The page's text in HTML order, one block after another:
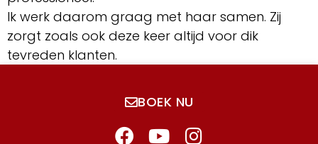
Ik werk daarom graag met haar samen. Zij
zorgt zoals ook deze keer altijd voor dik
tevreden klanten.
BOEK NU